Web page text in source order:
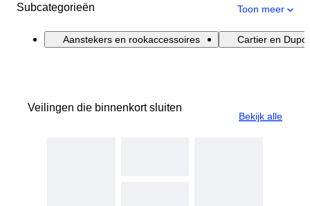
Subcategorieën Toon meer
Aanstekers en rookaccessoires Cartier en
Veilingen die binnenkort sluiten
Bekijk alle